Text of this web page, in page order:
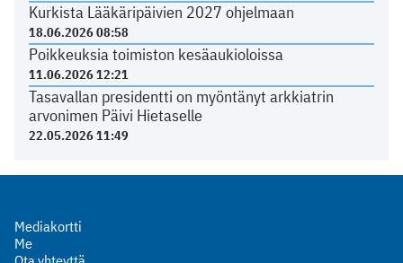
Kurkista Lääkäripäivien 2027 ohjelmaan
18.06.2026 08:58
Poikkeuksia toimiston kesäaukioloissa
11.06.2026 12:21
Tasavallan presidentti on myöntänyt arkkiatrin
arvonimen Päivi Hietaselle
22.05.2026 11:49
Mediakortti
Me